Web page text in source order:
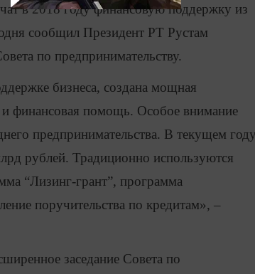
в 2018 году финансовую поддержку из
сообщил Президент РТ Рустам
по предпринимательству.
бизнеса, создана мощная
и финансовая помощь. Особое внимание
предпринимательства. В текущем
рублей. Традиционно используются
“Лизинг-грант”, программа
поручительства по кредитам», –
заседание Совета по